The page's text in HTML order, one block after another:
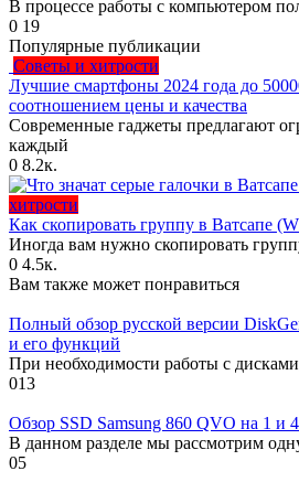
В процессе работы с компьютером
0 19
Популярные публикации
Советы и хитрости
Лучшие смартфоны 2024 года до
соотношением цены и качества
Современные гаджеты предлагают
каждый
0 8.2к.
хитрости
Как скопировать группу в Ватсапе
Иногда вам нужно скопировать
0 4.5к.
Вам также может понравиться
Полный обзор русской версии
и его функций
При необходимости работы с
013
Обзор SSD Samsung 860 QVO на 1 и
В данном разделе мы рассмотрим
05